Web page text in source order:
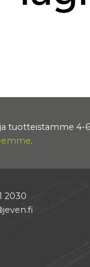
tuotteistamme 4-6
.
2030